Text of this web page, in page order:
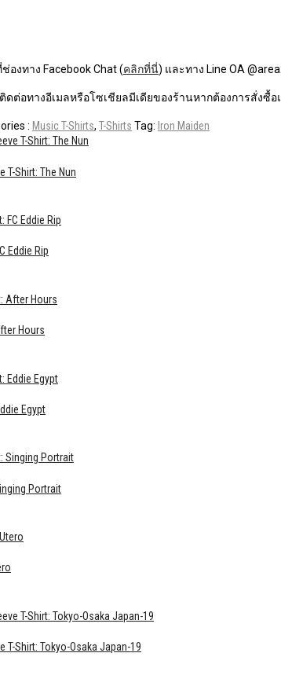
งทาง Facebook Chat (คลิกที่นี่) และทาง Line OA
ต่อทางอีเมลหรือโซเชียลมีเดียของร้านหากต้องการสั่งซื้อ
: Music T-Shirts, T-Shirts Tag: Iron Maiden
T-Shirt: The Nun
Eddie Rip
Hours
Egypt
Portrait
T-Shirt: Tokyo-Osaka Japan-19